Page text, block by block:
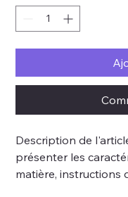
Description de
présenter les
matière, instructions